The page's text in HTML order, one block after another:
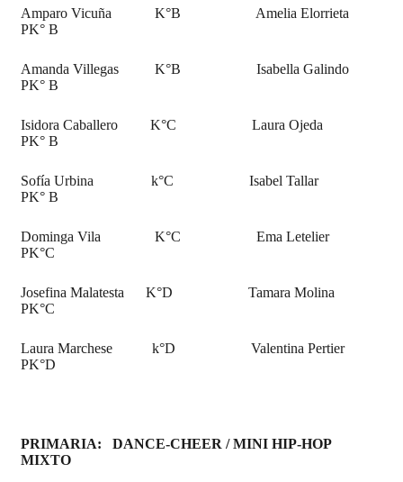
Amparo Vicuña K°B Amelia Elorrieta
PK° B
Amanda Villegas K°B Isabella Galindo
PK° B
Isidora Caballero K°C Laura Ojeda
PK° B
Sofía Urbina k°C Isabel Tallar
PK° B
Dominga Vila K°C Ema Letelier
PK°C
Josefina Malatesta K°D Tamara Molina
PK°C
Laura Marchese k°D Valentina Pertier
PK°D
PRIMARIA: DANCE-CHEER / MINI HIP-HOP
MIXTO